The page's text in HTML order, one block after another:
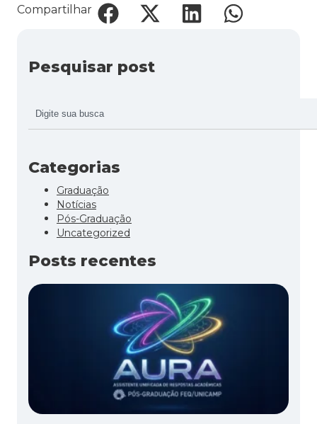
Compartilhar
Pesquisar post
Categorias
Graduação
Notícias
Pós-Graduação
Uncategorized
Posts recentes